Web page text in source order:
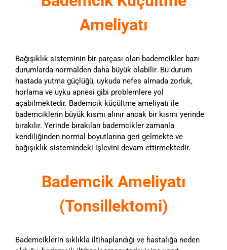
Ameliyatı
Bağışıklık sisteminin bir parçası olan bademcikler bazı
durumlarda normalden daha büyük olabilir. Bu durum
hastada yutma güçlüğü, uykuda nefes almada zorluk,
horlama ve uyku apnesi gibi problemlere yol
açabilmektedir. Bademcik küçültme ameliyatı ile
bademciklerin büyük kısmı alınır ancak bir kısmı yerinde
bırakılır. Yerinde bırakılan bademcikler zamanla
kendiliğinden normal boyutlarına geri gelmekte ve
bağışıklık sistemindeki işlevini devam ettirmektedir.
Bademcik Ameliyatı
(Tonsillektomi)
Bademciklerin sıklıkla iltihaplandığı ve hastalığa neden